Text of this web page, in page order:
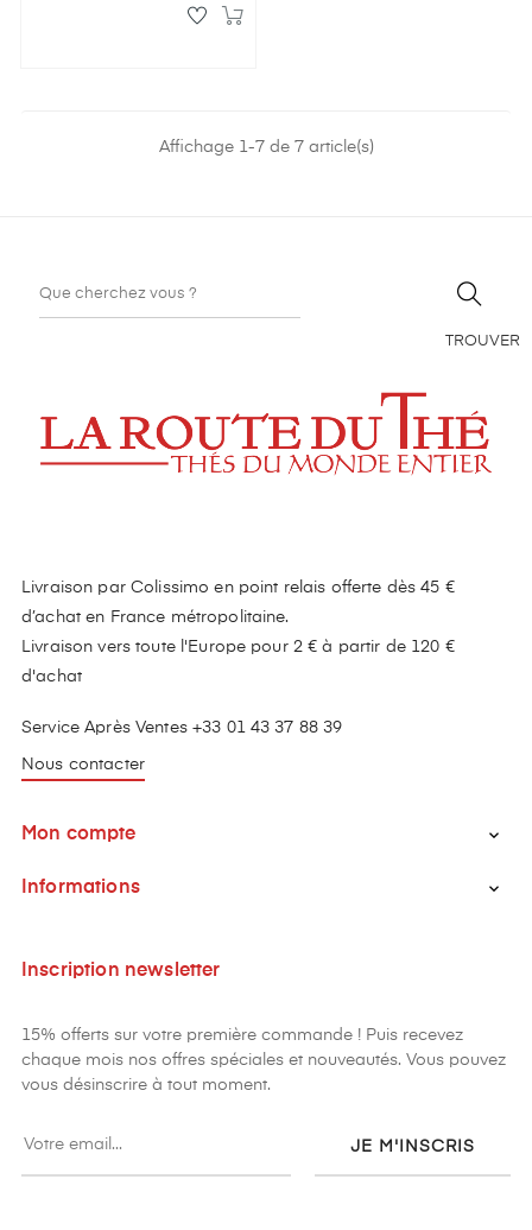
Affichage 1-7 de 7 article(s)
TROUVER
Livraison par Colissimo en point relais offerte dès 45 €
d’achat en France métropolitaine.
Livraison vers toute l'Europe pour 2 € à partir de 120 €
d'achat
Service Après Ventes +33 01 43 37 88 39
Nous contacter
Mon compte 
Informations 
Inscription newsletter
15% offerts sur votre première commande ! Puis recevez
chaque mois nos offres spéciales et nouveautés. Vous pouvez
vous désinscrire à tout moment.
JE M'INSCRIS